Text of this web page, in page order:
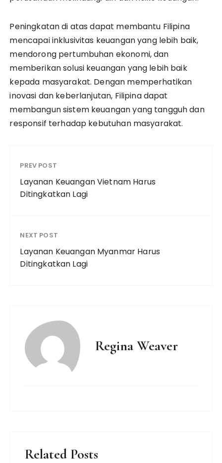
Peningkatan di atas dapat membantu Filipina
mencapai inklusivitas keuangan yang lebih baik,
mendorong pertumbuhan ekonomi, dan
memberikan solusi keuangan yang lebih baik
kepada masyarakat. Dengan memperhatikan
inovasi dan keberlanjutan, Filipina dapat
membangun sistem keuangan yang tangguh dan
responsif terhadap kebutuhan masyarakat.
PREV POST
Layanan Keuangan Vietnam Harus
Ditingkatkan Lagi
NEXT POST
Layanan Keuangan Myanmar Harus
Ditingkatkan Lagi
Regina Weaver
Related Posts